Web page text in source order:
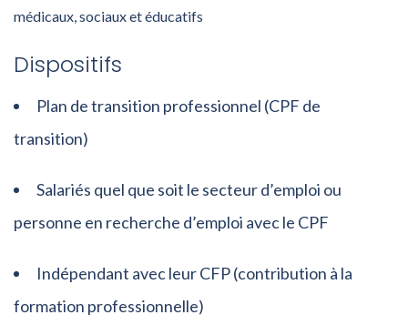
médicaux, sociaux et éducatifs
Dispositifs
Plan de transition professionnel (CPF de
transition)
Salariés quel que soit le secteur d’emploi ou
personne en recherche d’emploi avec le CPF
Indépendant avec leur CFP (contribution à la
formation professionnelle)